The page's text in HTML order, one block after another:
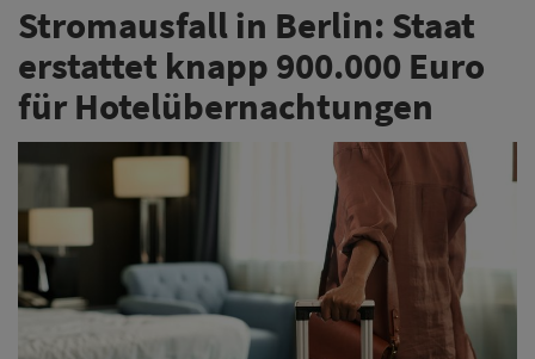
Stromausfall in Berlin: Staat
erstattet knapp 900.000 Euro
für Hotelübernachtungen